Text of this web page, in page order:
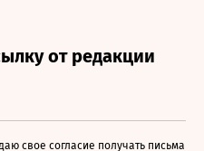
свое согласие получать письма